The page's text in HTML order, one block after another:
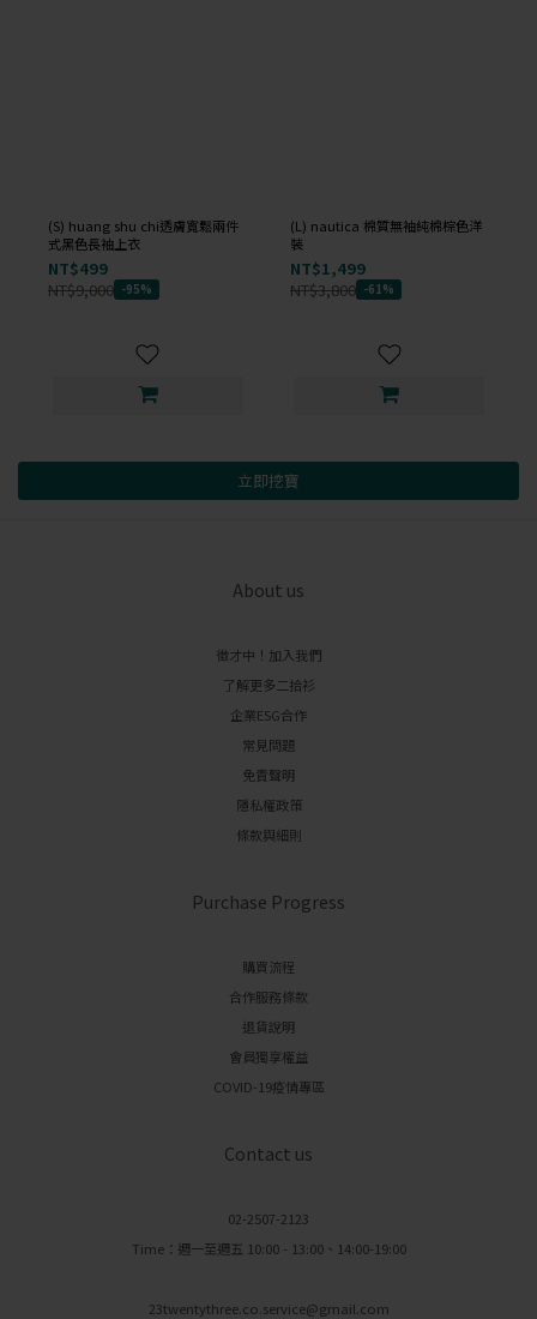
(S) huang shu chi透膚寬鬆兩件
式黑色長袖上衣
NT$499
NT$9,000 -95%
(L) nautica 棉質無袖純棉棕色洋
裝
NT$1,499
NT$3,800 -61%
立即挖寶
About us
徵才中！加入我們
了解更多二拾衫
企業ESG合作
常見問題
免責聲明
隱私權政策
條款與細則
Purchase Progress
購買流程
合作服務條款
退貨說明
會員獨享權益
COVID-19疫情專區
Contact us
02-2507-2123
Time：週一至週五 10:00 - 13:00、14:00-19:00
23twentythree.co.service@gmail.com